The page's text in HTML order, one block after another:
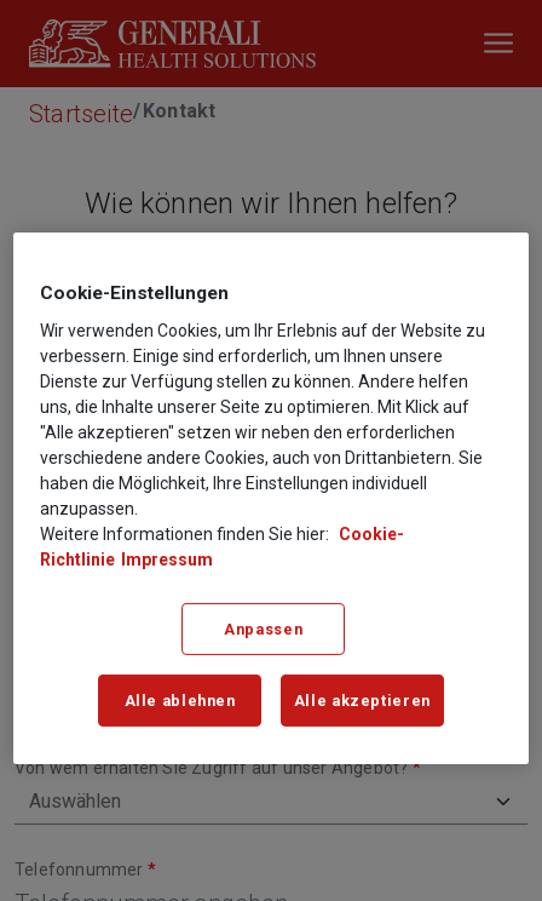
Startseite Kontakt
Wie können wir Ihnen helfen?
Feedback, Kritik, Anregungen oder Rückfragen
können Sie uns schnell und unkompliziert mit
diesem Formular übermitteln.
Vorname
Nachname
Von wem erhalten Sie Zugriff auf unser Angebot?
Telefonnummer
Cookie-­Einstellungen
Wir verwenden Cookies, um Ihr Erlebnis auf der Website zu
verbessern. Einige sind erforderlich, um Ihnen unsere
Dienste zur Verfügung stellen zu können. Andere helfen
uns, die Inhalte unserer Seite zu optimieren. Mit Klick auf
"Alle akzeptieren" setzen wir neben den erforderlichen
verschiedene andere Cookies, auch von Drittanbietern. Sie
haben die Möglichkeit, Ihre Einstellungen individuell
anzupassen.
Weitere Informationen finden Sie hier:
Cookie-
Richtlinie
Impressum
Anpassen
Alle ablehnen Alle akzeptieren